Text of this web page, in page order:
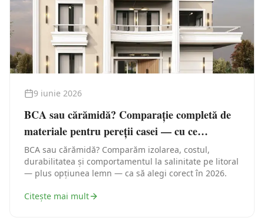
9 iunie 2026
BCA sau cărămidă? Comparație completă de
materiale pentru pereții casei — cu ce
construiești în Constanța
BCA sau cărămidă? Comparăm izolarea, costul,
durabilitatea și comportamentul la salinitate pe litoral
— plus opțiunea lemn — ca să alegi corect în 2026.
Citește mai mult